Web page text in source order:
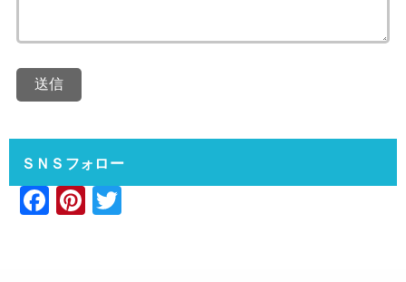
ＳＮＳフォロー
F
Pi